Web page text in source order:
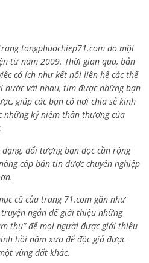
tongphuochiep71.com do một
từ năm 2009. Thời gian qua, bản
có ích như kết nối liên hệ các thế
nước với nhau, tìm được những bạn
giúp các bạn có nơi chia sẻ kinh
kỷ niệm thân thương của
đối tượng bạn đọc cần rộng
cấp bản tin được chuyên nghiệp
cũ của trang 71.com gần như
ngắn để giới thiệu những
thụ” để mọi người được giới thiệu
hồi năm xưa để độc giả được
vùng đất khác.